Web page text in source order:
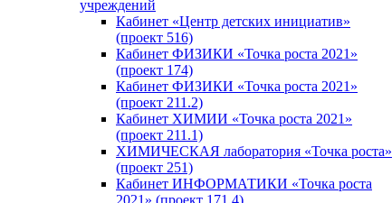
учреждений
Кабинет «Центр детских инициатив»
(проект 516)
Кабинет ФИЗИКИ «Точка роста 2021»
(проект 174)
Кабинет ФИЗИКИ «Точка роста 2021»
(проект 211.2)
Кабинет ХИМИИ «Точка роста 2021»
(проект 211.1)
ХИМИЧЕСКАЯ лаборатория «Точка роста»
(проект 251)
Кабинет ИНФОРМАТИКИ «Точка роста
2021» (проект 171.4)